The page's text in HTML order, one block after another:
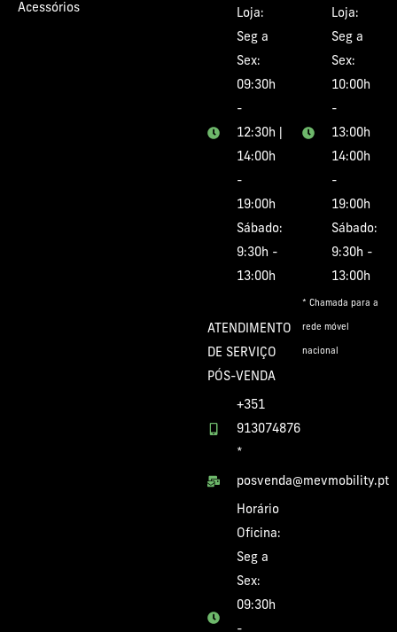
Acessórios
Loja:
Seg a
Sex:
09:30h
-
12:30h |
14:00h
-
19:00h
Sábado:
9:30h -
13:00h
ATENDIMENTO
DE SERVIÇO
PÓS-VENDA
+351
913074876
*
posvenda@mevmobility.pt
Horário
Oficina:
Seg a
Sex:
09:30h
-
Loja:
Seg a
Sex:
10:00h
-
13:00h
14:00h
-
19:00h
Sábado:
9:30h -
13:00h
* Chamada para a
rede móvel
nacional